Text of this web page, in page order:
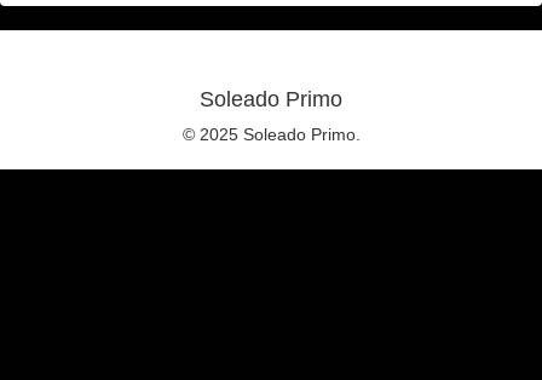
Soleado Primo
© 2025 Soleado Primo.